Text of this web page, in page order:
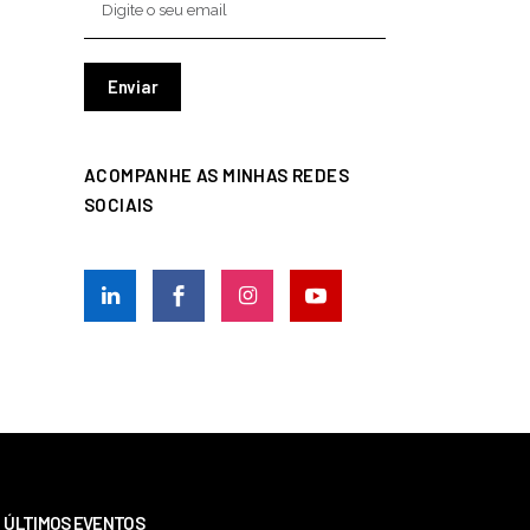
ACOMPANHE AS MINHAS REDES
SOCIAIS
ÚLTIMOS EVENTOS